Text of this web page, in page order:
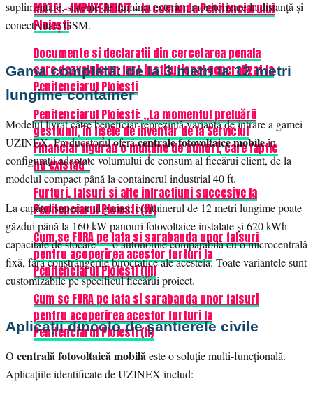
MATEI – IMPUTERNICIT – la comanda Penitenciarului
Ploiești
Documente si declaratii din cercetarea penala
care dezvaluie un furt institutional generalizat la
Penitenciarul Ploiesti
Penitenciarul Ploiesti: „La momentul preluării
gestiunii, în fișele de inventar de la Serviciul
Financiar figurau o mulțime de bunuri, care faptic
nu existau”
Furturi, falsuri si alte infractiuni succesive la
Penitenciarul Ploiesti (IV)
Cum se FURA pe fata si sarabanda unor falsuri
pentru acoperirea acestor furturi la
Penitenciarul Ploiesti (III)
Cum se FURA pe fata si sarabanda unor falsuri
pentru acoperirea acestor furturi la
Penitenciarul Ploiesti (II)
suplimentare, sisteme de iluminat exterior, monitorizare la distanță și
conectivitate GSM.
Gama completă: de la 3 metri la 12 metri
lungime container
Modelul livrat către beneficiar reprezintă varianta de intrare a gamei
UZINEX. Producătorul oferăcentrale fotovoltaice mobileîn
configurații adaptate volumului de consum al fiecărui client, de la
modelul compact până la containerul industrial 40 ft.
La capătul superior al gamei, containerul de 12 metri lungime poate
găzdui până la 160 kW panouri fotovoltaice instalate și 620 kWh
capacitate de stocare — o autonomie comparabilă cu o microcentrală
fixă, fără constrângerile birocratice ale acesteia. Toate variantele sunt
customizabile pe specificul fiecărui proiect.
Aplicații dincolo de șantierele civile
O centrală fotovoltaică mobilăeste o soluție multi-funcțională.
Aplicațiile identificate de UZINEX includ: